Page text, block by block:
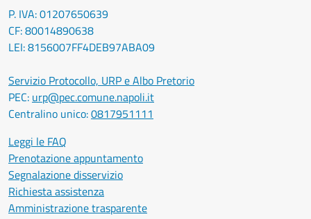
P. IVA: 01207650639
CF: 80014890638
LEI: 8156007FF4DEB97ABA09
Servizio Protocollo, URP e Albo Pretorio
PEC: urp@pec.comune.napoli.it
Centralino unico:0817951111
Leggi le FAQ
Prenotazione appuntamento
Segnalazione disservizio
Richiesta assistenza
Amministrazione trasparente